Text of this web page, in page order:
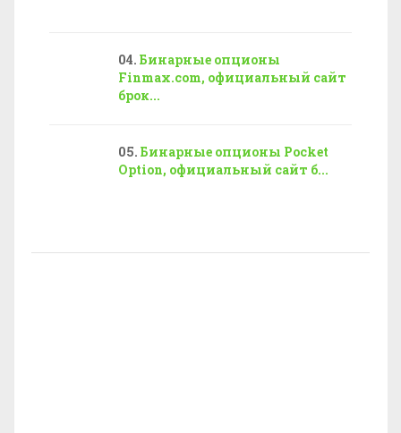
Бинарные опционы
Finmax.com, официальный сайт
брок...
Бинарные опционы Pocket
Option, официальный сайт б...